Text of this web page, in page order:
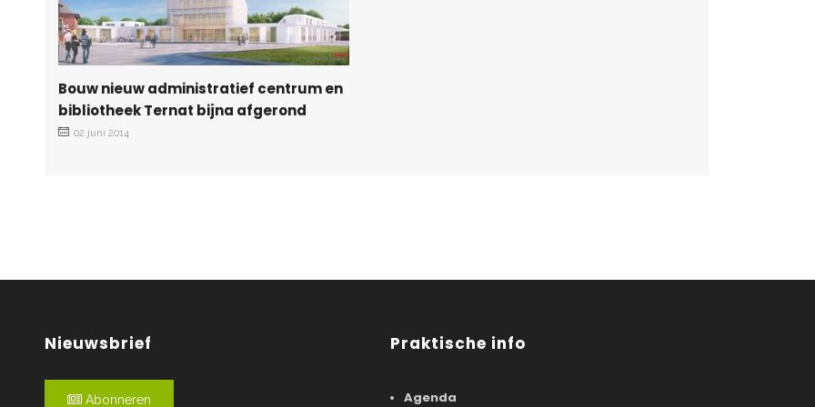
Bouw nieuw administratief centrum en
bibliotheek Ternat bijna afgerond
02 juni 2014
Nieuwsbrief
Abonneren
Praktische info
Agenda